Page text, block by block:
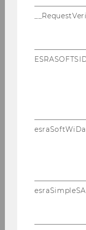
Wie er­hal­te
ten?